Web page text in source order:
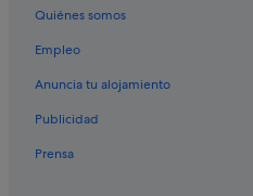
Cerro Azul hoteles
Puerto Rico hoteles
Eldorado hoteles
Hoteles románticos en Posadas
El Ombú hoteles
Quiénes somos
Empleo
Anuncia tu alojamiento
Publicidad
Prensa